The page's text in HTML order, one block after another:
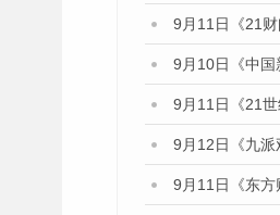
9月11日《21
9月10日《中
9月11日《21
9月12日《九
9月11日《东